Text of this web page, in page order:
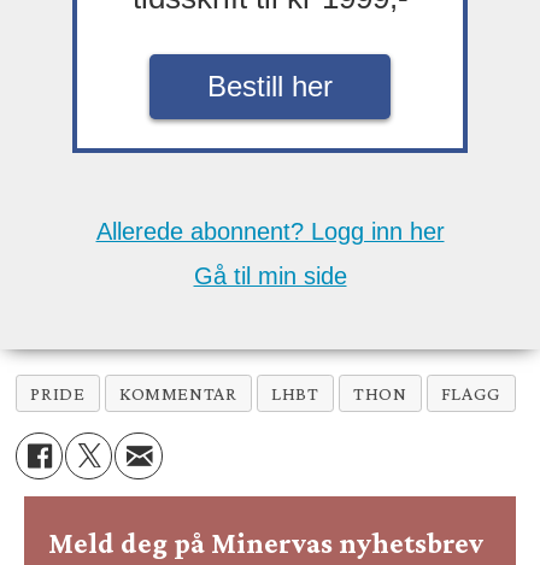
Bestill her
Allerede abonnent? Logg inn her
Gå til min side
PRIDE KOMMENTAR LHBT THON FLAGG
Meld deg på Minervas nyhetsbrev